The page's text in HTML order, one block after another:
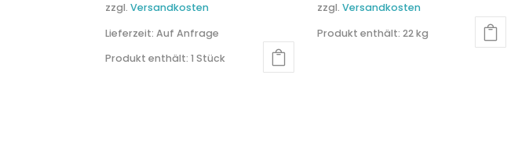
Produkt
weist
mehrere
zzgl.Versandkosten
Lieferzeit:Auf Anfrage
Produkt enthält: 1Stück
Produkt
weist
zzgl.Versandkosten
Produkt enthält: 22kg